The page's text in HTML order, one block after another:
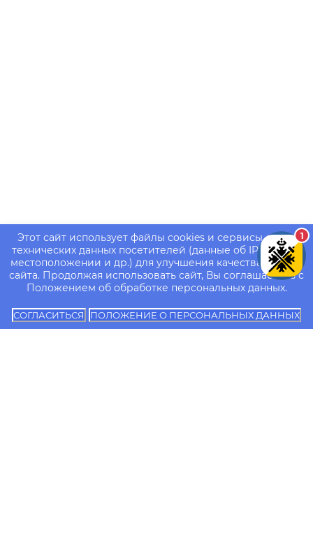
Этот сайт использует файлы cookies и сервисы сбора
технических данных посетителей (данные об IP-адресе,
местоположении и др.) для улучшения качества работы
сайта. Продолжая использовать сайт, Вы соглашаетесь с
Положением об обработке персональных данных.
СОГЛАСИТЬСЯ ПОЛОЖЕНИЕ О ПЕРСОНАЛЬНЫХ ДАННЫХ
1